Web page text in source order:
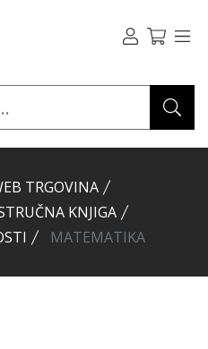
TRGOVINA
KNJIGA
MATEMATIKA